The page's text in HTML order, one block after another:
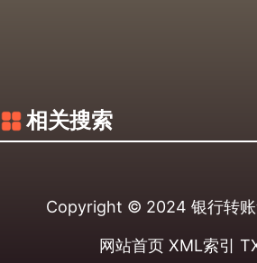
相关搜索
Copyright © 2024 银行转
网站首页 XML索引